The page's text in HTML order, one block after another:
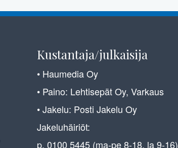
Kustantaja/julkaisija
• Haumedia Oy
• Paino: Lehtisepät Oy, Varkaus
• Jakelu: Posti Jakelu Oy
Jakeluhäiriöt:
p. 0100 5445 (ma-pe 8-18, la 9-16)